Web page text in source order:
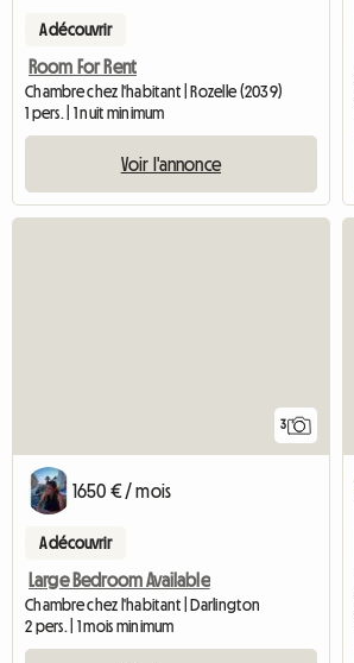
A découvrir
Room For Rent
Chambre chez l'habitant | Rozelle (2039)
1 pers. | 1 nuit minimum
Voir l'annonce
3
1650 € / mois
A découvrir
Large Bedroom Available
Chambre chez l'habitant | Darlington
2 pers. | 1 mois minimum